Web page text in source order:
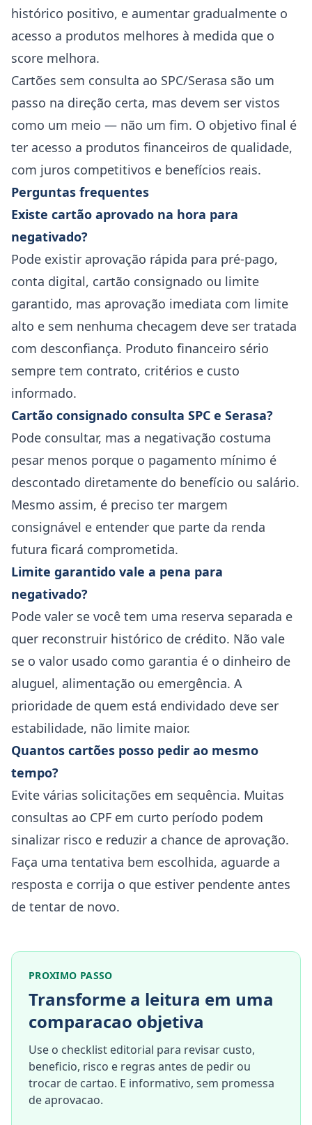
histórico positivo, e aumentar gradualmente o
acesso a produtos melhores à medida que o
score melhora.
Cartões sem consulta ao SPC/Serasa são um
passo na direção certa, mas devem ser vistos
como um meio — não um fim. O objetivo final é
ter acesso a produtos financeiros de qualidade,
com juros competitivos e benefícios reais.
Perguntas frequentes
Existe cartão aprovado na hora para
negativado?
Pode existir aprovação rápida para pré-pago,
conta digital, cartão consignado ou limite
garantido, mas aprovação imediata com limite
alto e sem nenhuma checagem deve ser tratada
com desconfiança. Produto financeiro sério
sempre tem contrato, critérios e custo
informado.
Cartão consignado consulta SPC e Serasa?
Pode consultar, mas a negativação costuma
pesar menos porque o pagamento mínimo é
descontado diretamente do benefício ou salário.
Mesmo assim, é preciso ter margem
consignável e entender que parte da renda
futura ficará comprometida.
Limite garantido vale a pena para
negativado?
Pode valer se você tem uma reserva separada e
quer reconstruir histórico de crédito. Não vale
se o valor usado como garantia é o dinheiro de
aluguel, alimentação ou emergência. A
prioridade de quem está endividado deve ser
estabilidade, não limite maior.
Quantos cartões posso pedir ao mesmo
tempo?
Evite várias solicitações em sequência. Muitas
consultas ao CPF em curto período podem
sinalizar risco e reduzir a chance de aprovação.
Faça uma tentativa bem escolhida, aguarde a
resposta e corrija o que estiver pendente antes
de tentar de novo.
PROXIMO PASSO
Transforme a leitura em uma
comparacao objetiva
Use o checklist editorial para revisar custo,
beneficio, risco e regras antes de pedir ou
trocar de cartao. E informativo, sem promessa
de aprovacao.